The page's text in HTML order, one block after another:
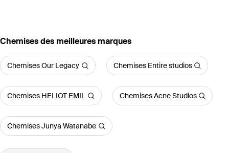
‪Chemises‬ des meilleures marques
Chemises Our Legacy Chemises Entire studios
Chemises HELIOT EMIL Chemises Acne Studios
Chemises Junya Watanabe